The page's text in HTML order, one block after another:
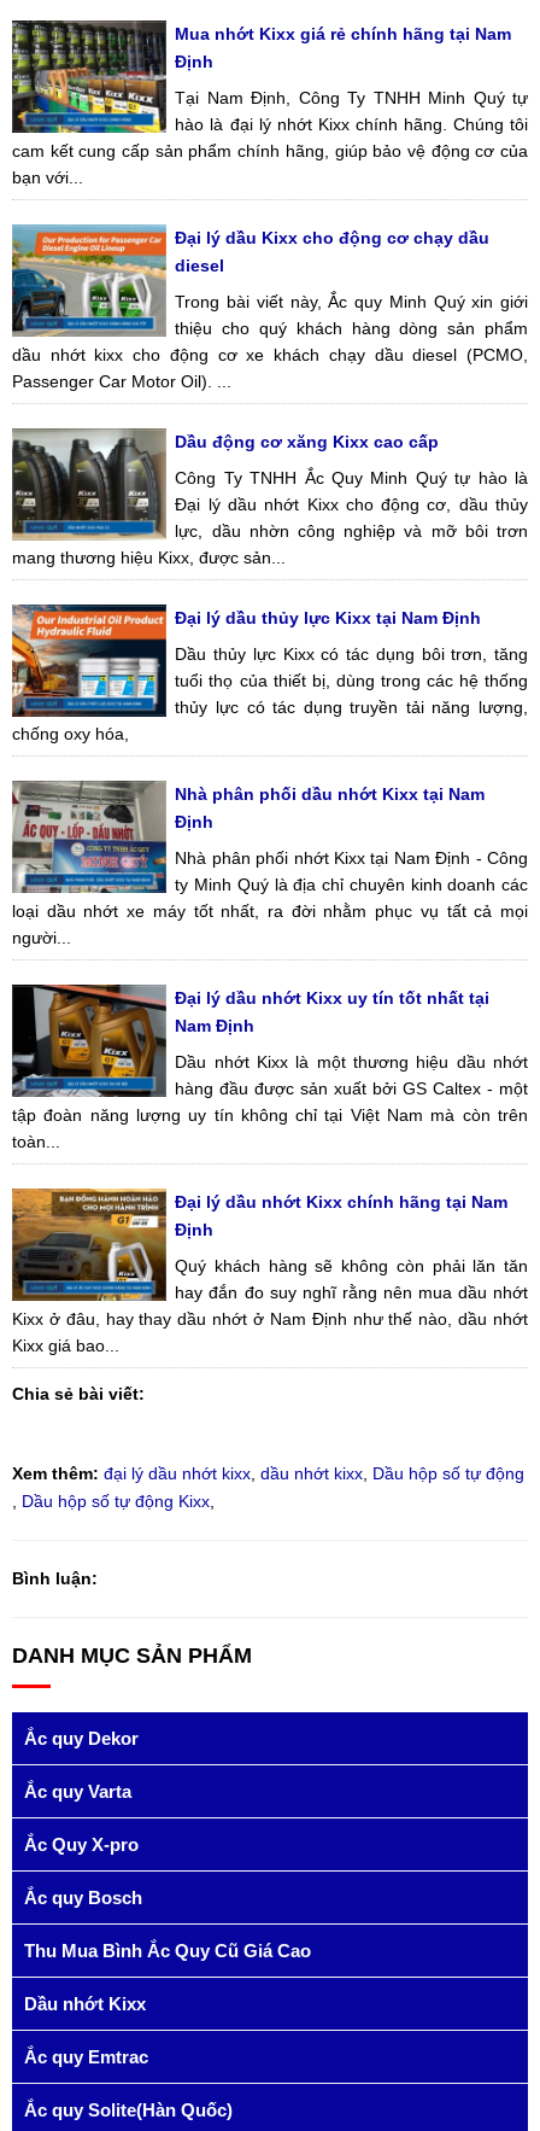
Mua nhớt Kixx giá rẻ chính hãng tại Nam
Định
Tại Nam Định, Công Ty TNHH Minh Quý tự
hào là đại lý nhớt Kixx chính hãng. Chúng tôi
cam kết cung cấp sản phẩm chính hãng, giúp bảo vệ động cơ của
bạn với...
Đại lý dầu Kixx cho động cơ chạy dầu
diesel
Trong bài viết này, Ắc quy Minh Quý xin giới
thiệu cho quý khách hàng dòng sản phẩm
dầu nhớt kixx cho động cơ xe khách chạy dầu diesel (PCMO,
Passenger Car Motor Oil). ...
Dầu động cơ xăng Kixx cao cấp
Công Ty TNHH Ắc Quy Minh Quý tự hào là
Đại lý dầu nhớt Kixx cho động cơ, dầu thủy
lực, dầu nhờn công nghiệp và mỡ bôi trơn
mang thương hiệu Kixx, được sản...
Đại lý dầu thủy lực Kixx tại Nam Định
Dầu thủy lực Kixx có tác dụng bôi trơn, tăng
tuổi thọ của thiết bị, dùng trong các hệ thống
thủy lực có tác dụng truyền tải năng lượng,
chống oxy hóa,
Nhà phân phối dầu nhớt Kixx tại Nam
Định
Nhà phân phối nhớt Kixx tại Nam Định - Công
ty Minh Quý là địa chỉ chuyên kinh doanh các
loại dầu nhớt xe máy tốt nhất, ra đời nhằm phục vụ tất cả mọi
người...
Đại lý dầu nhớt Kixx uy tín tốt nhất tại
Nam Định
Dầu nhớt Kixx là một thương hiệu dầu nhớt
hàng đầu được sản xuất bởi GS Caltex - một
tập đoàn năng lượng uy tín không chỉ tại Việt Nam mà còn trên
toàn...
Đại lý dầu nhớt Kixx chính hãng tại Nam
Định
Quý khách hàng sẽ không còn phải lăn tăn
hay đắn đo suy nghĩ rằng nên mua dầu nhớt
Kixx ở đâu, hay thay dầu nhớt ở Nam Định như thế nào, dầu nhớt
Kixx giá bao...
Chia sẻ bài viết:
Xem thêm: đại lý dầu nhớt kixx dầu nhớt kixx Dầu hộp số tự động
Dầu hộp số tự động Kixx
Bình luận:
DANH MỤC SẢN PHẨM
Ắc quy Dekor
Ắc quy Varta
Ắc Quy X-pro
Ắc quy Bosch
Thu Mua Bình Ắc Quy Cũ Giá Cao
Dầu nhớt Kixx
Ắc quy Emtrac
Ắc quy Solite(Hàn Quốc)